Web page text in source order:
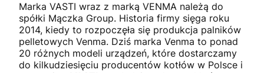
Marka VASTI wraz z marką VENMA należą do
spółki Mączka Group. Historia firmy sięga roku
2014, kiedy to rozpoczęła się produkcja palników
pelletowych Venma. Dziś marka Venma to ponad
20 różnych modeli urządzeń, które dostarczamy
do kilkudziesięciu producentów kotłów w Polsce i